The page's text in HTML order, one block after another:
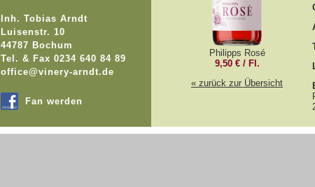
Inh. Tobias Arndt
Luisenstr. 10
44787 Bochum
Tel. & Fax 0234 640 84 89
office@vinery-arndt.de
Fan werden
Philipps Rosé
9,50 € / Fl.
« zurück zur Übersicht